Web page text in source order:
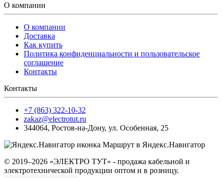
О компании
О компании
Доставка
Как купить
Политика конфиденциальности и пользовательское
соглашение
Контакты
Контакты
+7 (863) 322-10-32
zakaz@electrotut.ru
344064, Ростов-на-Дону, ул. Особенная, 25
Маршрут в Яндекс.Навигатор
© 2019–2026 «ЭЛЕКТРО ТУТ» - продажа кабельной и
электротехнической продукции оптом и в розницу.